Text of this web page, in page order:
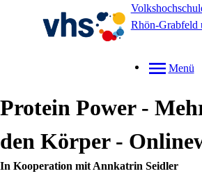
Rhön-Grabfeld
Menü
Protein Power -
den Körper -
In Kooperation mit Annkatrin Seidler